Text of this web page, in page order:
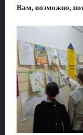
Вам, возможно,